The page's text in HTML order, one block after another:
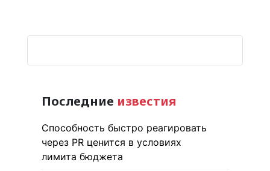
Последние известия
Способность быстро реагировать
через PR ценится в условиях
лимита бюджета